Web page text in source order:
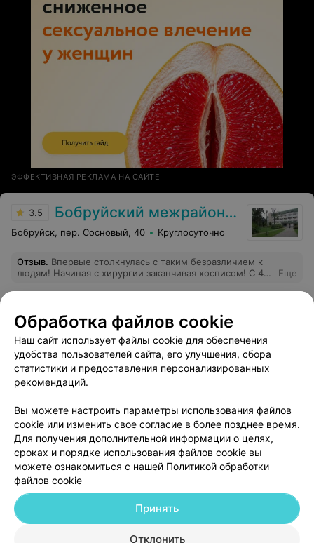
ЭФФЕКТИВНАЯ РЕКЛАМА НА САЙТЕ
3.5 Бобруйский межрайонный онкологический диспансер
Бобруйск, пер. Сосновый, 40 Круглосуточно
Отзыв. Впервые столкнулась с таким безразличием к
людям! Начиная с хирургии заканчивая хосписом! С 4
Санитарочкам и медсестрам спасибо за трепетное
внимание пациентам! Единственные там душевные
люди! А Благодаря этим чудо врачам мы умираем дома
без всякой помощи и поддержки! И в отказе от
хосписа, так как надо врачей собрать на консилиум(а
это время) чтоб попасть туда! Пусть будут здоровы все
их родственники в дальнейшем!!!
Еще
Добавить компанию
Добавить специалиста
Новости проекта Размещение рекламы
Обработка файлов cookie
Наш сайт использует файлы cookie для обеспечения
удобства пользователей сайта, его улучшения, сбора
статистики и предоставления персонализированных
рекомендаций.
Вы можете настроить параметры использования файлов
cookie или изменить свое согласие в более позднее время.
Для получения дополнительной информации о целях,
сроках и порядке использования файлов cookie вы
можете ознакомиться с нашей Политикой обработки
файлов cookie
Отклонить
Принять